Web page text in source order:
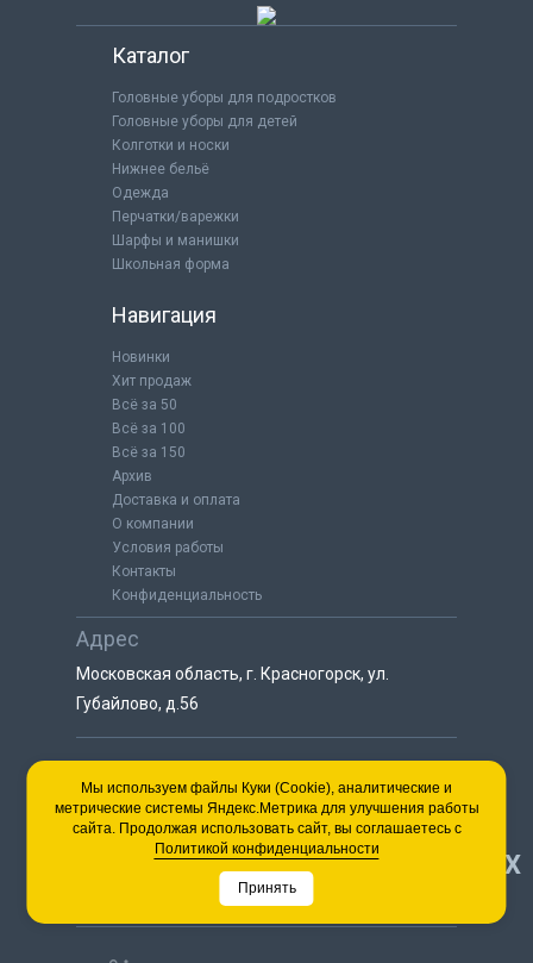
Каталог
Головные уборы для подростков
Головные уборы для детей
Колготки и носки
Нижнее бельё
Одежда
Перчатки/варежки
Шарфы и манишки
Школьная форма
Навигация
Новинки
Хит продаж
Всё за 50
Всё за 100
Всё за 150
Архив
Доставка и оплата
О компании
Условия работы
Контакты
Конфиденциальность
Адрес
Московская область, г. Красногорск, ул.
Губайлово, д.56
8 (925) 064-55-25
пн-сб с 9:00 до 18:00
8 (495) 563-03-35
пн-сб с 9:00 до 18:00 НАВЕРХ
Мы используем файлы Куки (Cookie), аналитические и
метрические системы Яндекс.Метрика для улучшения работы
сайта. Продолжая использовать сайт, вы соглашаетесь с
Политикой конфиденциальности
Принять